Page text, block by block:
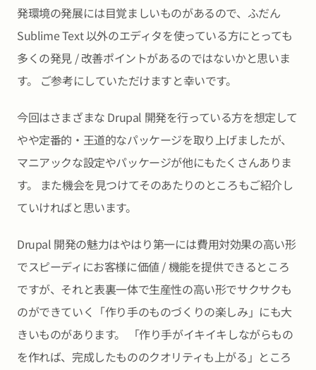
発環境の発展には目覚ましいものがあるので、ふだん
Sublime Text 以外のエディタを使っている方にとっても
多くの発見 / 改善ポイントがあるのではないかと思いま
す。 ご参考にしていただけますと幸いです。
今回はさまざまな Drupal 開発を行っている方を想定して
やや定番的・王道的なパッケージを取り上げましたが、
マニアックな設定やパッケージが他にもたくさんありま
す。 また機会を見つけてそのあたりのところもご紹介し
ていければと思います。
Drupal 開発の魅力はやはり第一には費用対効果の高い形
でスピーディにお客様に価値 / 機能を提供できるところ
ですが、それと表裏一体で生産性の高い形でサクサクも
のができていく「作り手のものづくりの楽しみ」にも大
きいものがあります。 「作り手がイキイキしながらもの
を作れば、完成したもののクオリティも上がる」ところ